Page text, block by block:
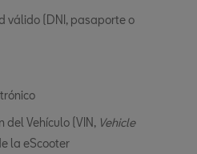
válido (DNI, pasaporte o
del Vehículo (VIN, Vehicle
la eScooter